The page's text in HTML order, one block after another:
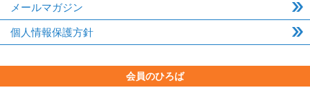
メールマガジン
個人情報保護方針
会員のひろば